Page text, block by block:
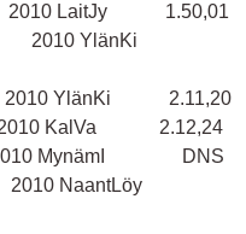
LaitJy 1.50,01
2010 YlänKi
YlänKi 2.11,20
KalVa 2.12,24
MynämI DNS
NaantLöy